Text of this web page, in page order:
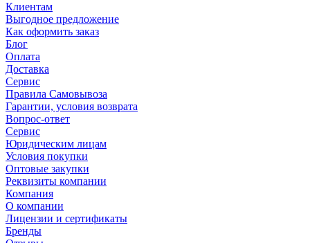
Клиентам
Выгодное предложение
Как оформить заказ
Блог
Оплата
Доставка
Сервис
Правила Самовывоза
Гарантии, условия возврата
Вопрос-ответ
Сервис
Юридическим лицам
Условия покупки
Оптовые закупки
Реквизиты компании
Компания
О компании
Лицензии и сертификаты
Бренды